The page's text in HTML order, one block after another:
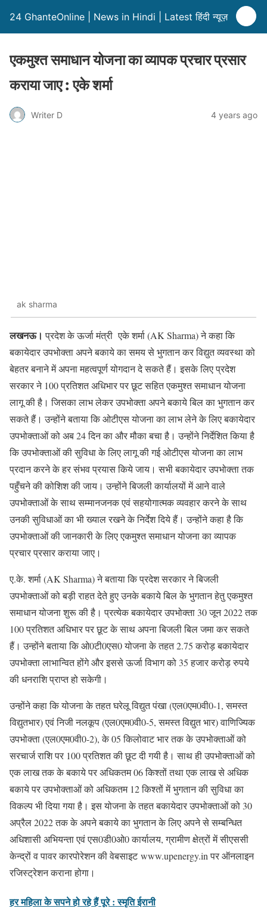
24 GhanteOnline | News in Hindi | Latest हिंदी न्यूज़
एकमुश्त समाधान योजना का व्यापक प्रचार प्रसार
कराया जाए : एके शर्मा
Writer D 4 years ago
ak sharma
लखनऊ। प्रदेश के ऊर्जा मंत्री एके शर्मा (AK Sharma) ने कहा कि
बकायेदार उपभोक्ता अपने बकाये का समय से भुगतान कर विद्युत व्यवस्था को
बेहतर बनाने में अपना महत्वपूर्ण योगदान दे सकते हैं। इसके लिए प्रदेश
सरकार ने 100 प्रतिशत अधिभार पर छूट सहित एकमुश्त समाधान योजना
लागू की है। जिसका लाभ लेकर उपभोक्ता अपने बकाये बिल का भुगतान कर
सकते हैं। उन्होंने बताया कि ओटीएस योजना का लाभ लेने के लिए बकायेदार
उपभोक्ताओं को अब 24 दिन का और मौका बचा है। उन्होंने निर्देशित किया है
कि उपभोक्ताओं की सुविधा के लिए लागू की गई ओटीएस योजना का लाभ
प्रदान करने के हर संभव प्रयास किये जाय। सभी बकायेदार उपभोक्ता तक
पहुँचने की कोशिश की जाय। उन्होंने बिजली कार्यालयों में आने वाले
उपभोक्ताओं के साथ सम्मानजनक एवं सहयोगात्मक व्यवहार करने के साथ
उनकी सुविधाओं का भी ख्याल रखने के निर्देश दिये हैं। उन्होंने कहा है कि
उपभोक्ताओं की जानकारी के लिए एकमुश्त समाधान योजना का व्यापक
प्रचार प्रसार कराया जाए।
ए.के. शर्मा (AK Sharma) ने बताया कि प्रदेश सरकार ने बिजली
उपभोक्ताओं को बड़ी राहत देते हुए उनके बकाये बिल के भुगतान हेतु एकमुश्त
समाधान योजना शुरू की है। प्रत्येक बकायेदार उपभोक्ता 30 जून 2022 तक
100 प्रतिशत अधिभार पर छूट के साथ अपना बिजली बिल जमा कर सकते
हैं। उन्होंने बताया कि ओ0टी0एस0 योजना के तहत 2.75 करोड़ बकायेदार
उपभोक्ता लाभान्वित होंगे और इससे ऊर्जा विभाग को 35 हजार करोड़ रुपये
की धनराशि प्राप्त हो सकेगी।
उन्होंने कहा कि योजना के तहत घरेलू विद्युत पंखा (एल0एम0वी0-1, समस्त
विद्युतभार) एवं निजी नलकूप (एल0एम0वी0-5, समस्त विद्युत भार) वाणिज्यिक
उपभोक्ता (एल0एम0वी0-2), के 05 किलोवाट भार तक के उपभोक्ताओं को
सरचार्ज राशि पर 100 प्रतिशत की छूट दी गयी है। साथ ही उपभोक्ताओं को
एक लाख तक के बकाये पर अधिकतम 06 किश्तों तथा एक लाख से अधिक
बकाये पर उपभोक्ताओं को अधिकतम 12 किश्तों में भुगतान की सुविधा का
विकल्प भी दिया गया है। इस योजना के तहत बकायेदार उपभोक्ताओं को 30
अप्रैल 2022 तक के अपने बकाये का भुगतान के लिए अपने से सम्बन्धित
अधिशासी अभियन्ता एवं एस0डी0ओ0 कार्यालय, ग्रामीण क्षेत्रों में सीएससी
केन्द्रों व पावर कारपोरेशन की वेबसाइट www.upenergy.in पर ऑनलाइन
रजिस्ट्रेशन कराना होगा।
हर महिला के सपने हो रहे हैं पूरे : स्मृति ईरानी